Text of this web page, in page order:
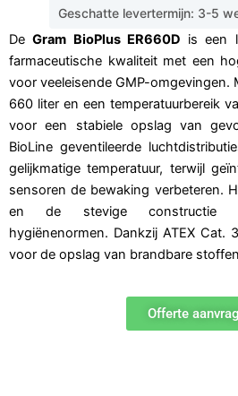
Geschatte levertermijn: 3-5
DeGram BioPlus ER660D is een
farmaceutische kwaliteit met een
voor veeleisende GMP-omgevingen.
660 liter en een temperatuurbereik
voor een stabiele opslag van
BioLine geventileerde
gelijkmatige temperatuur, terwijl
sensoren de bewaking verbeteren.
en de stevige constructie
hygiënenormen. Dankzij ATEX Cat.
voor de opslag van brandbare
Offerte